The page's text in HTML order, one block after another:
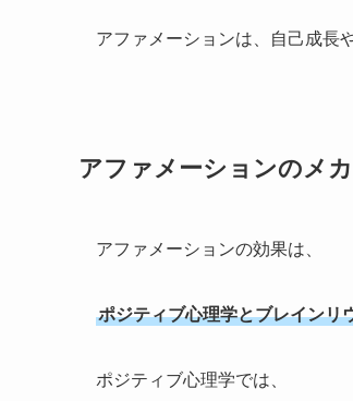
アファメーションは、自己成長
アファメーションのメ
アファメーションの効果は、
ポジティブ心理学とブレインリ
ポジティブ心理学では、